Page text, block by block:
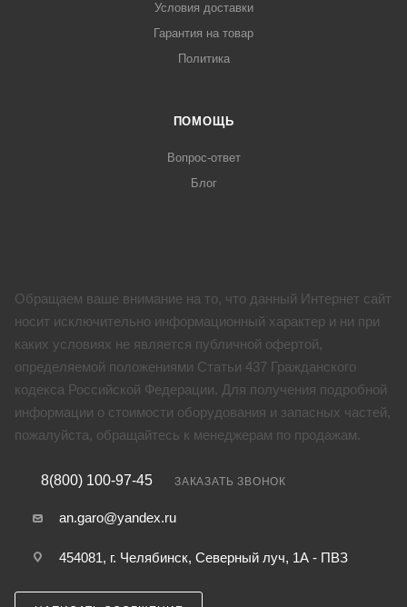
Условия доставки
Гарантия на товар
Политика
ПОМОЩЬ
Вопрос-ответ
Блог
Обращаем ваше внимание на то, что данный Интернет сайт
носит исключительно информационный характер и ни при
каких условиях не является публичной офертой,
определяемой положениями Статьи 437 Гражданского
кодекса Российской Федерации. Для получения подробной
информации о стоимости оборудования и запасных частей,
пожалуйста, обращайтесь к менеджерам по продажам.
8(800) 100-97-45 ЗАКАЗАТЬ ЗВОНОК
an.garo@yandex.ru
454081, г. Челябинск, Северный луч, 1А - ПВЗ